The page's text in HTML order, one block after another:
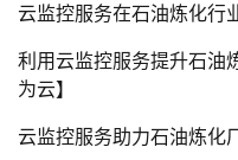
云监控服务在石油炼化行
利用云监控服务提升石油
为云】
云监控服务助力石油炼化